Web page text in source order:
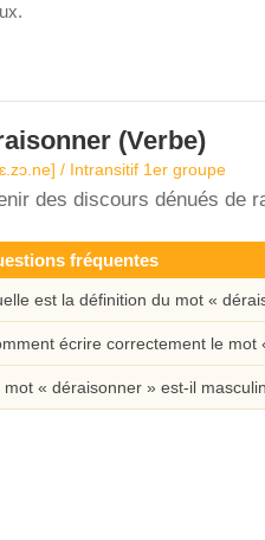
(Verbe)
/ Intransitif 1er groupe
des discours dénués de
fréquentes
est la définition du mot «
écrire correctement le mot
mot « déraisonner » est-il